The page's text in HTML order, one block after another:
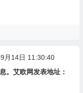
月14日 11:30:40
。艾欧网发表地址：